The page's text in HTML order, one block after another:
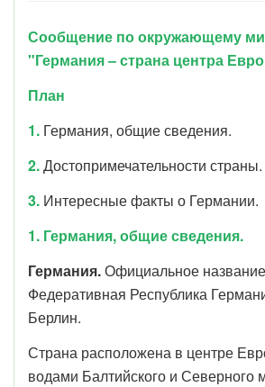
Сообщение по окружающему
"Германия – страна центра
План
1. Германия, общие сведения.
2.Достопримечательности страны.
3. Интересные факты о Германии.
1. Германия, общие сведения.
Германия.Официальное
Федеративная Республика
Берлин.
Страна расположена в центре
водами Балтийского и Северного